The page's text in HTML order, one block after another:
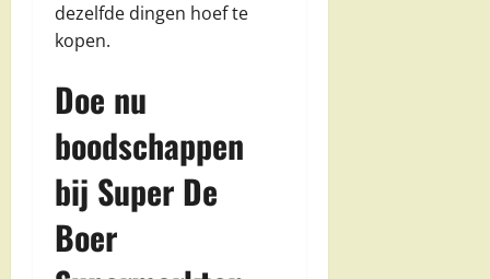
dezelfde dingen hoef te
kopen.
Doe nu
boodschappen
bij Super De
Boer